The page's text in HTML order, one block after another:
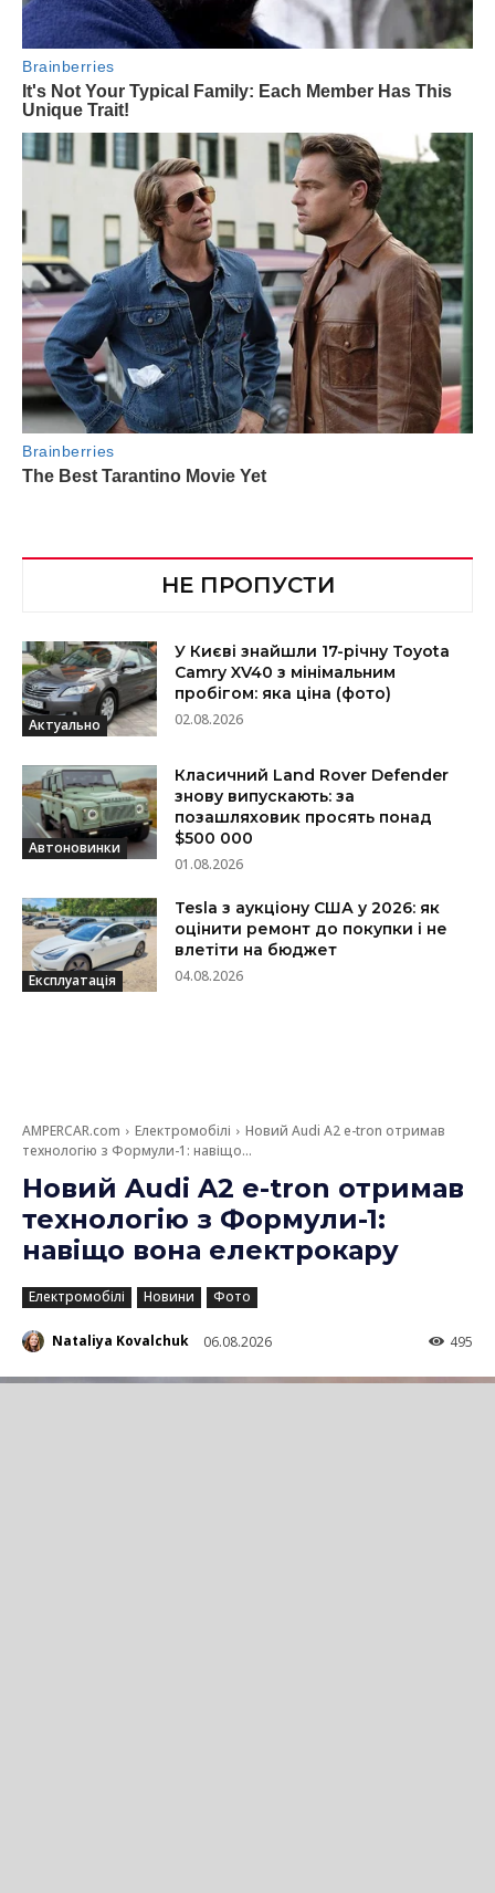
НЕ ПРОПУСТИ
Актуально
У Києві знайшли 17-річну Toyota
Camry XV40 з мінімальним
пробігом: яка ціна (фото)
02.08.2026
Автоновинки
Класичний Land Rover Defender
знову випускають: за
позашляховик просять понад
$500 000
01.08.2026
Експлуатація
Tesla з аукціону США у 2026: як
оцінити ремонт до покупки і не
влетіти на бюджет
04.08.2026